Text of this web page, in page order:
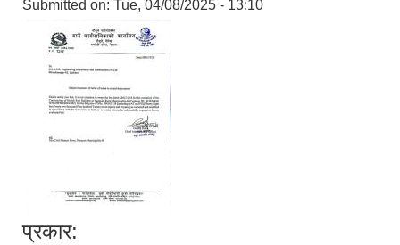
Submitted on: Tue, 04/08/2025 - 13:10
प्रकार: